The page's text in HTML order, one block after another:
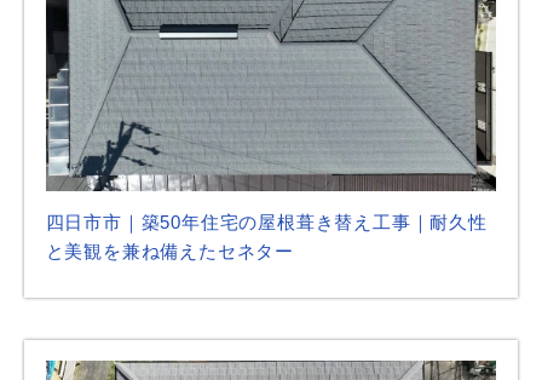
四日市市｜築50年住宅の屋根葺き替え工事｜耐久性
と美観を兼ね備えたセネター